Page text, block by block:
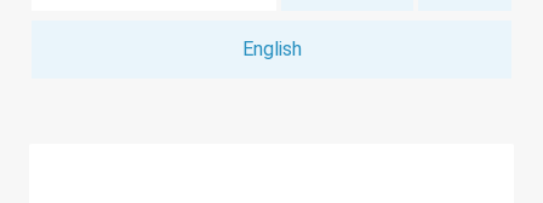
English